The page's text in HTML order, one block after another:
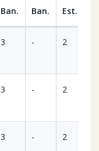
Ban.
Ban.
Est.
3 - 2
3 - 2
3 - 2